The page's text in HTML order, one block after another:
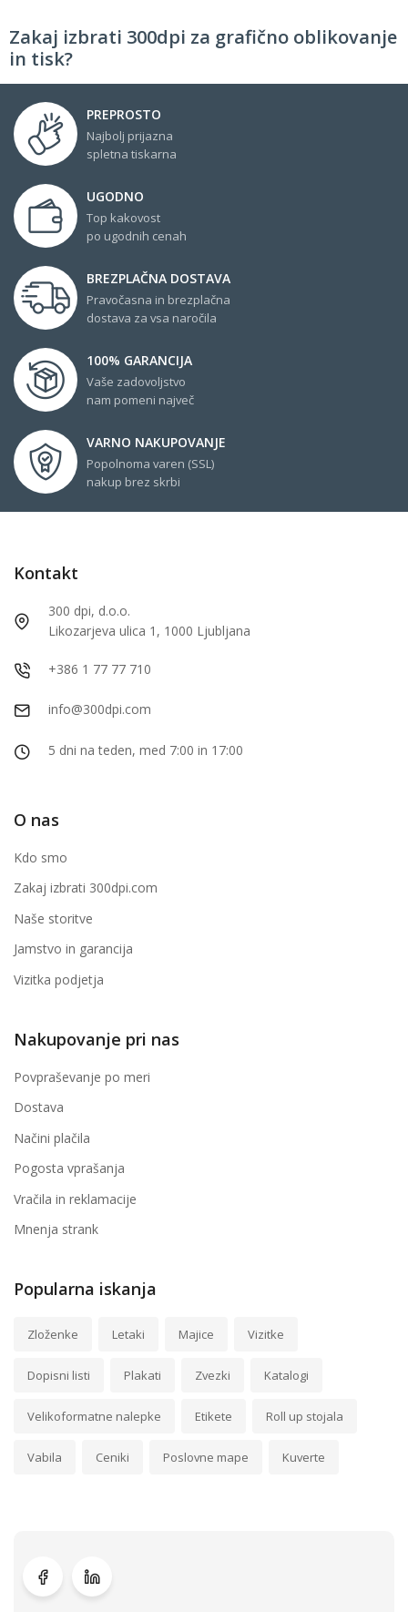
Zakaj izbrati 300dpi za grafično oblikovanje
in tisk?
PREPROSTO
Najbolj prijazna
spletna tiskarna
UGODNO
Top kakovost
po ugodnih cenah
BREZPLAČNA DOSTAVA
Pravočasna in brezplačna
dostava za vsa naročila
100% GARANCIJA
Vaše zadovoljstvo
nam pomeni največ
VARNO NAKUPOVANJE
Popolnoma varen (SSL)
nakup brez skrbi
Kontakt
300 dpi, d.o.o.
Likozarjeva ulica 1, 1000 Ljubljana
+386 1 77 77 710
info@300dpi.com
5 dni na teden, med 7:00 in 17:00
O nas
Kdo smo
Zakaj izbrati 300dpi.com
Naše storitve
Jamstvo in garancija
Vizitka podjetja
Nakupovanje pri nas
Povpraševanje po meri
Dostava
Načini plačila
Pogosta vprašanja
Vračila in reklamacije
Mnenja strank
Popularna iskanja
Zloženke Letaki Majice Vizitke
Dopisni listi Plakati Zvezki Katalogi
Velikoformatne nalepke Etikete Roll up stojala
Vabila Ceniki Poslovne mape Kuverte